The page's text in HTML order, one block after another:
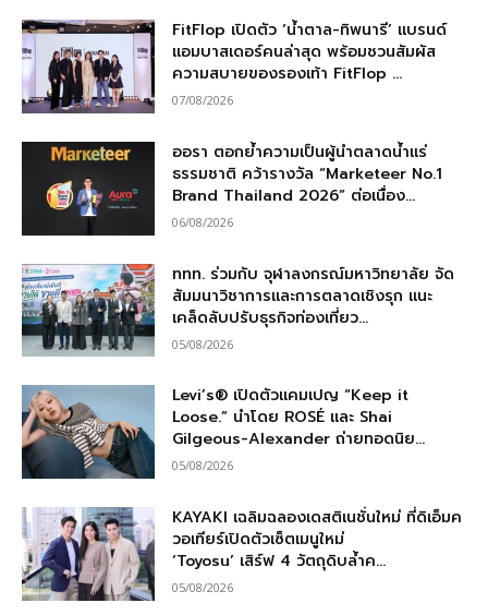
FitFlop เปิดตัว ‘น้ำตาล-ทิพนารี’ แบรนด์
แอมบาสเดอร์คนล่าสุด พร้อมชวนสัมผัส
ความสบายของรองเท้า FitFlop ...
07/08/2026
ออรา ตอกย้ำความเป็นผู้นำตลาดน้ำแร่
ธรรมชาติ คว้ารางวัล “Marketeer No.1
Brand Thailand 2026” ต่อเนื่อง...
06/08/2026
ททท. ร่วมกับ จุฬาลงกรณ์มหาวิทยาลัย จัด
สัมมนาวิชาการและการตลาดเชิงรุก แนะ
เคล็ดลับปรับธุรกิจท่องเที่ยว...
05/08/2026
Levi’s® เปิดตัวแคมเปญ “Keep it
Loose.” นำโดย ROSÉ และ Shai
Gilgeous-Alexander ถ่ายทอดนิย...
05/08/2026
KAYAKI เฉลิมฉลองเดสติเนชั่นใหม่ ที่ดิเอ็มค
วอเทียร์เปิดตัวเซ็ตเมนูใหม่
‘Toyosu’ เสิร์ฟ 4 วัตถุดิบล้ำค...
05/08/2026